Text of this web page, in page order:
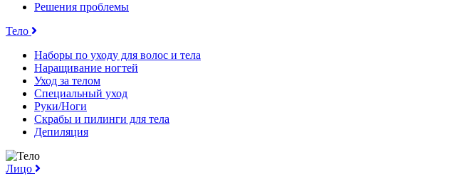
Решения проблемы
Тело
Наборы по уходу для волос и тела
Наращивание ногтей
Уход за телом
Специальный уход
Руки/Ноги
Скрабы и пилинги для тела
Депиляция
Лицо